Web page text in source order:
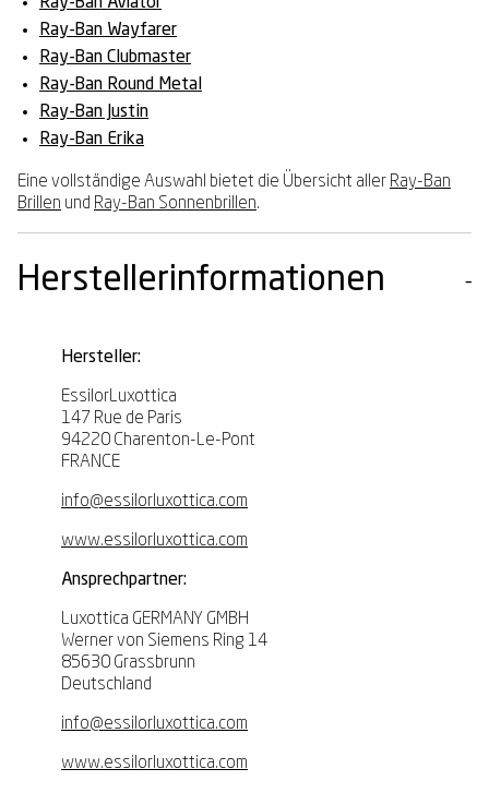
Ray-Ban Aviator
Ray-Ban Wayfarer
Ray-Ban Clubmaster
Ray-Ban Round Metal
Ray-Ban Justin
Ray-Ban Erika
Eine vollständige Auswahl bietet die Übersicht aller Ray-Ban
Brillen und Ray-Ban Sonnenbrillen.
Herstellerinformationen
Hersteller:
EssilorLuxottica
147 Rue de Paris
94220 Charenton-Le-Pont
FRANCE
info@essilorluxottica.com
www.essilorluxottica.com
Ansprechpartner:
Luxottica GERMANY GMBH
Werner von Siemens Ring 14
85630 Grassbrunn
Deutschland
info@essilorluxottica.com
www.essilorluxottica.com